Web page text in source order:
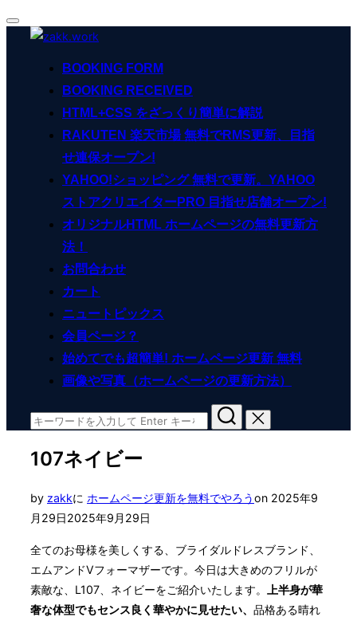
ナ
BOOKING FORM
BOOKING RECEIVED
HTML+CSS をざっくり簡単に解説
RAKUTEN 楽天市場 無料でRMS更新、目指
せ連保オープン!
YAHOO!ショッピング 無料で更新。YAHOO
ストアクリエイターPRO 目指せ店舗オープン!
オリジナルHTML ホームページの無料更新方
法！
お問合わせ
カート
ニュートピックス
会員ページ？
始めてでも超簡単! ホームページ更新 無料
画像や写真（ホームページの更新方法）
検
索
対
107ネイビー
by zakkに ホームページ更新を無料でやろうon 投
2025年9
月29日2025年9月29日
全てのお母様を美しくする、ブライダルドレスブランド、
エムアンドVフォーマザーです。今日は大きめのフリルが
素敵な、L107、ネイビーをご紹介いたします。
上半身が華
奢な体型でもセンス良く華やかに見せたい、 品格ある晴れ